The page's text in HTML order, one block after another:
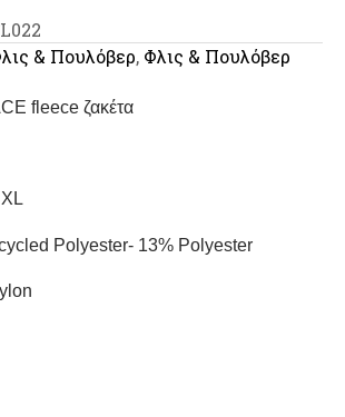
& Πουλόβερ, Φλις & Πουλόβερ
fleece ζακέτα
Polyester- 13% Polyester